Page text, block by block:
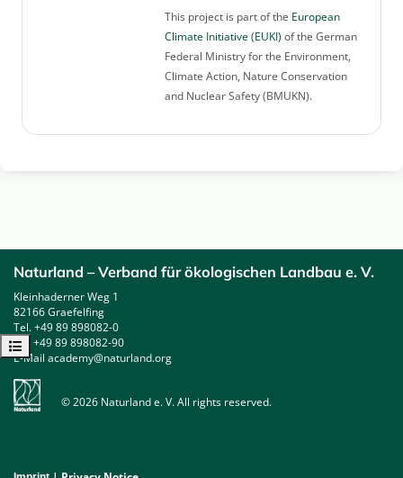
Open course index
This project is part of the European
Climate Initiative (EUKI) of the German
Federal Ministry for the Environment,
Climate Action, Nature Conservation
and Nuclear Safety (BMUKN).
Naturland – Verband für ökologischen Landbau e. V.
Kleinhaderner Weg 1
82166 Graefelfing
Tel. +49 89 898082-0
Fax +49 89 898082-90
E-Mail academy@naturland.org
© 2026 Naturland e. V. All rights reserved.